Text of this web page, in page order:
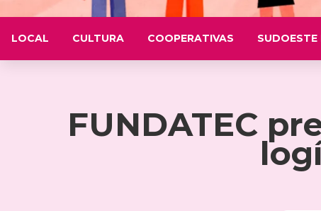
LOCAL CULTURA COOPERATIVAS SUDOESTE
FUNDATEC